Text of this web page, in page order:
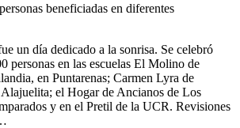
beneficiadas en diferentes
un día dedicado a la sonrisa. Se celebró
personas en las escuelas El Molino de
en Puntarenas; Carmen Lyra de
el Hogar de Ancianos de Los
y en el Pretil de la UCR. Revisiones